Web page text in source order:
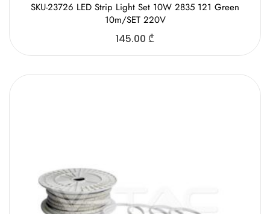
SKU-23726 LED Strip Light Set 10W 2835 121 Green
10m/SET 220V
145.00 ₾